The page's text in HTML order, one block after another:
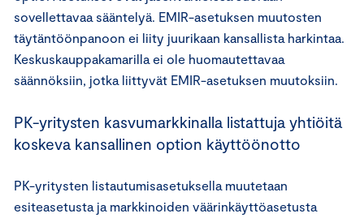
sovellettavaa sääntelyä. EMIR-asetuksen muutosten
täytäntöönpanoon ei liity juurikaan kansallista harkintaa.
Keskuskauppakamarilla ei ole huomautettavaa
säännöksiin, jotka liittyvät EMIR-asetuksen muutoksiin.
PK-yritysten kasvumarkkinalla listattuja yhtiöitä
koskeva kansallinen option käyttöönotto
PK-yritysten listautumisasetuksella muutetaan
esiteasetusta ja markkinoiden väärinkäyttöasetusta